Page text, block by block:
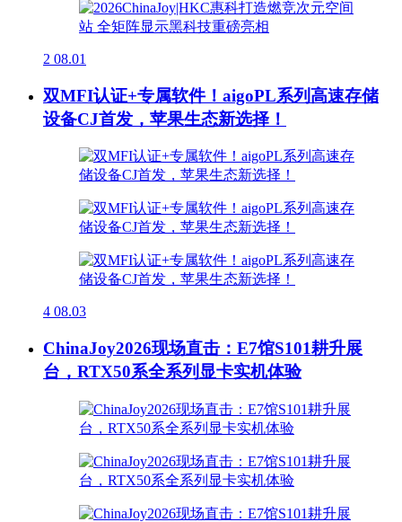
2 08.01
双MFI认证+专属软件！aigoPL系列高速存储
设备CJ首发，苹果生态新选择！
4 08.03
ChinaJoy2026现场直击：E7馆S101耕升展
台，RTX50系全系列显卡实机体验